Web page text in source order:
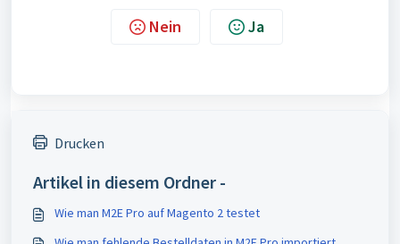
Nein Ja
Drucken
Artikel in diesem Ordner -
Wie man M2E Pro auf Magento 2 testet